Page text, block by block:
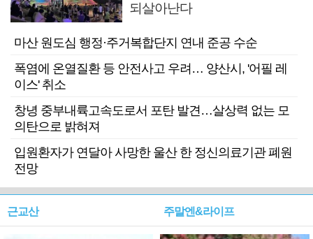
되살아난다
마산 원도심 행정·주거복합단지 연내 준공 수순
폭염에 온열질환 등 안전사고 우려… 양산시, '어필 레
이스' 취소
창녕 중부내륙고속도로서 포탄 발견…살상력 없는 모
의탄으로 밝혀져
입원환자가 연달아 사망한 울산 한 정신의료기관 폐원
전망
근교산 주말엔&라이프